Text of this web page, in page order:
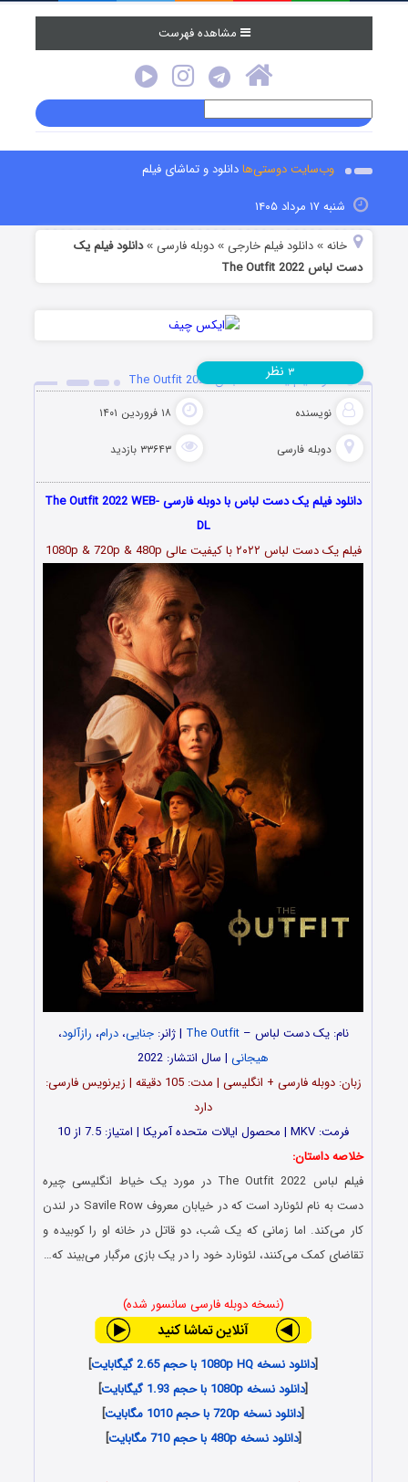
مشاهده فهرست
وب‌سایت دوستی‌هادانلود و تماشای فیلم
شنبه ۱۷ مرداد ۱۴۰۵
خانه »دانلود فیلم خارجی »دوبله فارسی »دانلود فیلم یک
دست لباس The Outfit 2022
دانلود فیلم یک دست لباس The Outfit 2022
نویسنده ۱۸ فروردین ۱۴۰۱
دوبله فارسی ۳۳۶۴۳ بازدید
۳ نظر
دانلود فیلم یک دست لباس با دوبله فارسی The Outfit 2022 WEB-
DL
فیلم یک دست لباس ۲۰۲۲ با کیفیت عالی 1080p & 720p & 480p
نام: یک دست لباس –The Outfit | ژانر:جنایی،درام، رازآلود،
هیجانی | سال انتشار: 2022
زبان: دوبله فارسی + انگلیسی | مدت‌: 105 دقیقه | زیرنویس فارسی:
دارد
فرمت: MKV | محصول ایالات متحده آمریکا | امتیاز: 7.5 از 10
خلاصه داستان:
فیلم لباس The Outfit 2022 در مورد یک خیاط انگلیسی چیره
دست به نام لئونارد است که در خیابان معروف Savile Row در لندن
کار می‌کند. اما زمانی که یک شب، دو قاتل در خانه او را کوبیده و
تقاضای کمک می‌کنند، لئونارد خود را در یک بازی مرگبار می‌بیند که…
(نسخه دوبله فارسی سانسور شده)
[دانلود نسخه 1080p HQ با حجم 2.65 گیگابایت
]
[دانلود نسخه 1080p با حجم 1.93 گیگابایت
]
[دانلود نسخه 720p با حجم 1010 مگابایت
]
[دانلود نسخه 480p با حجم 710 مگابایت ]